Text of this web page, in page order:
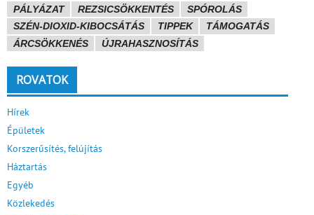
PÁLYÁZAT
REZSICSÖKKENTÉS
SPÓROLÁS
SZÉN-DIOXID-KIBOCSÁTÁS
TIPPEK
TÁMOGATÁS
ÁRCSÖKKENÉS
ÚJRAHASZNOSÍTÁS
ROVATOK
Hírek
Épületek
Korszerűsítés, felújítás
Háztartás
Egyéb
Közlekedés